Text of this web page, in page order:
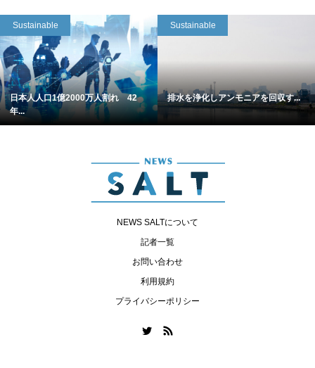
Sustainable
日本人人口1億2000万人割れ 42
年...
Sustainable
排水を浄化しアンモニアを回収す...
NEWS SALTについて
記者一覧
お問い合わせ
利用規約
プライバシーポリシー